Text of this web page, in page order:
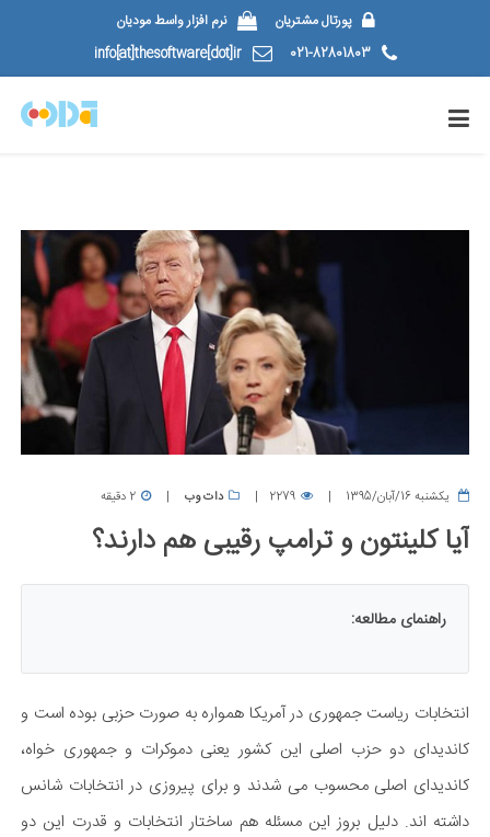
پورتال مشتریان
نرم افزار واسط مودیان
021-82801803
info[at]thesoftware[dot]ir
يكشنبه 16/آبان/1395 2279 دات وب 2 دقیقه
آیا کلینتون و ترامپ رقیبی هم دارند؟
راهنمای مطالعه:
انتخابات ریاست جمهوری در آمریکا همواره به صورت حزبی بوده است و
کاندیدای دو حزب اصلی این کشور یعنی دموکرات و جمهوری خواه،
کاندیدای اصلی محسوب می شدند و برای پیروزی در انتخابات شانس
داشته اند. دلیل بروز این مسئله هم ساختار انتخابات و قدرت این دو